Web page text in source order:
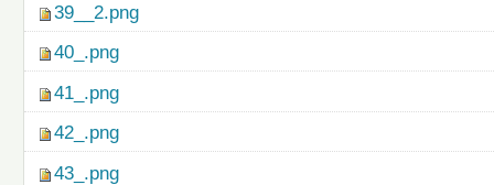
39__2.png
40_.png
41_.png
42_.png
43_.png